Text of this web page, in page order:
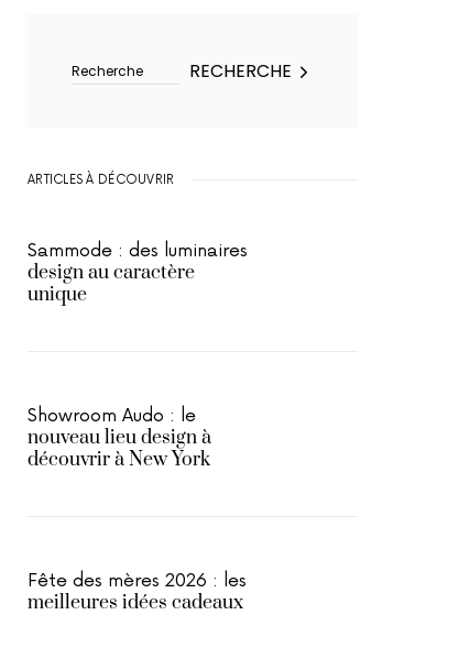
RECHERCHE
ARTICLES À DÉCOUVRIR
Sammode : des luminaires
design au caractère
unique
Showroom Audo : le
nouveau lieu design à
découvrir à New York
Fête des mères 2026 : les
meilleures idées cadeaux